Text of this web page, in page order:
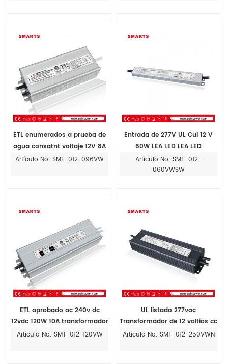
ETL enumerados a prueba de
agua consatnt voltaje 12V 8A
96W conductor led
Artículo No: SMT-012-096VW
Entrada de 277V UL Cul 12 V
60W LEA LED LEA LED
PANTALLA Fuente de
alimentación de la
Artículo No: SMT-012-
060VWSW
ETL aprobado ac 240v dc
12vdc 120W 10A transformador
led
Artículo No: SMT-012-120VW
UL listado 277vac
Transformador de 12 voltios cc
para tiras de luces led
Artículo No: SMT-012-250VWN